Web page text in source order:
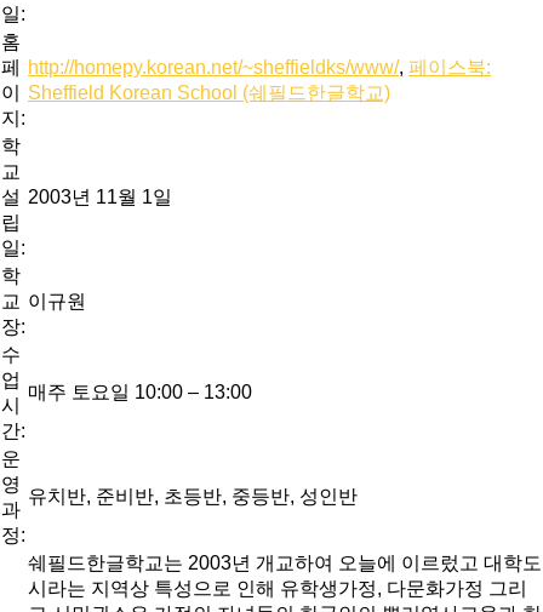
일:
홈
페
이
지:
http://homepy.korean.net/~sheffieldks/www/, 페이스북:
Sheffield Korean School (쉐필드한글학교)
학
교
설
립
일:
2003년 11월 1일
학
교
장:
이규원
수
업
시
간:
매주 토요일 10:00 – 13:00
운
영
과
정:
유치반, 준비반, 초등반, 중등반, 성인반
쉐필드한글학교는 2003년 개교하여 오늘에 이르렀고 대학도
시라는 지역상 특성으로 인해 유학생가정, 다문화가정 그리